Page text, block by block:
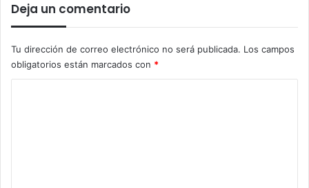
Deja un comentario
Tu dirección de correo electrónico no será publicada. Los campos
obligatorios están marcados con *